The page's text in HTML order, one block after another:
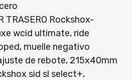
TRASERO Rockshox-
wcid ultimate, ride
muelle negativo
de rebote, 215x40mm
sid sl select+,